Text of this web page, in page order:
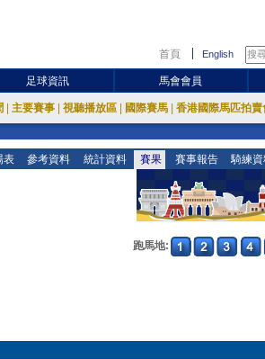
首頁 English
足球資訊 馬會會員
主要賽事 視聽播放區 國際賽馬 香港國際馬匹拍賣
表 參考資料 統計資料 賽果 賽事報告 騎練資
跑馬地: